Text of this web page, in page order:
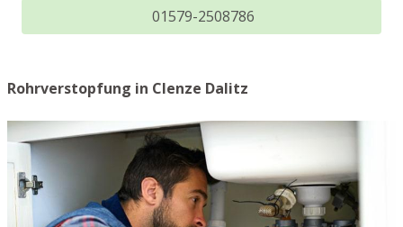
01579-2508786
Rohrverstopfung in Clenze Dalitz